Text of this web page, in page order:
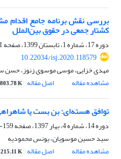
بررسی نقش برنامه جامع اقدام
کشتار جمعی در حقوق بین‌الملل
دوره 17، شماره 1، تابستان 1399، صفحه
10.22034/isj.2020.118579
مهدی خزایی، موسی موسوی زنوز، حسن
مشاهده مقاله
اصل مقاله 803.78 K
توافق هسته‌ای: بن بست یا شاهراهی
دوره 14، شماره 4، بهار 1397، صفحه
159-189
سید حسین موسویان، یونس محمودیه
مشاهده مقاله
اصل مقاله 215.11 K